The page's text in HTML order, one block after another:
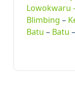
Lowokwaru
Blimbing –
Batu – Batu –